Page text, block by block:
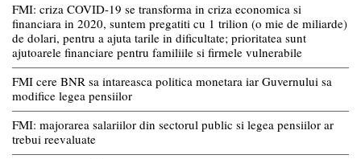
FMI: criza COVID-19 se transforma in criza economica si
financiara in 2020, suntem pregatiti cu 1 trilion (o mie de miliarde)
de dolari, pentru a ajuta tarile in dificultate; prioritatea sunt
ajutoarele financiare pentru familiile si firmele vulnerabile
FMI cere BNR sa intareasca politica monetara iar Guvernului sa
modifice legea pensiilor
FMI: majorarea salariilor din sectorul public si legea pensiilor ar
trebui reevaluate